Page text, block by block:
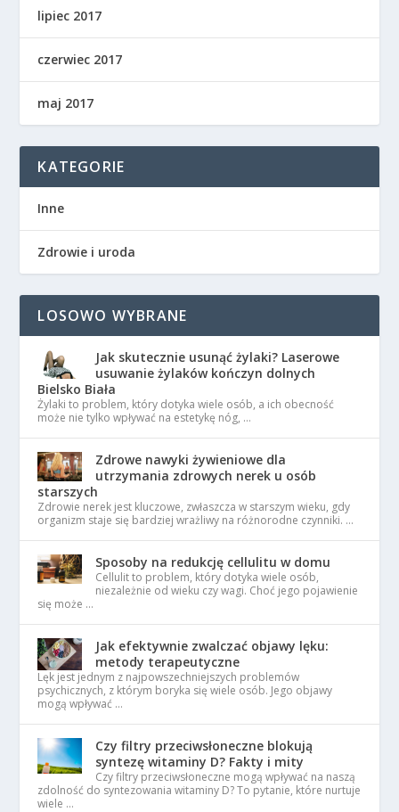
lipiec 2017
czerwiec 2017
maj 2017
KATEGORIE
Inne
Zdrowie i uroda
LOSOWO WYBRANE
Jak skutecznie usunąć żylaki? Laserowe
usuwanie żylaków kończyn dolnych
Bielsko Biała
Żylaki to problem, który dotyka wiele osób, a ich obecność
może nie tylko wpływać na estetykę nóg, …
Zdrowe nawyki żywieniowe dla
utrzymania zdrowych nerek u osób
starszych
Zdrowie nerek jest kluczowe, zwłaszcza w starszym wieku, gdy
organizm staje się bardziej wrażliwy na różnorodne czynniki. …
Sposoby na redukcję cellulitu w domu
Cellulit to problem, który dotyka wiele osób,
niezależnie od wieku czy wagi. Choć jego pojawienie
się może …
Jak efektywnie zwalczać objawy lęku:
metody terapeutyczne
Lęk jest jednym z najpowszechniejszych problemów
psychicznych, z którym boryka się wiele osób. Jego objawy
mogą wpływać …
Czy filtry przeciwsłoneczne blokują
syntezę witaminy D? Fakty i mity
Czy filtry przeciwsłoneczne mogą wpływać na naszą
zdolność do syntezowania witaminy D? To pytanie, które nurtuje
wiele …